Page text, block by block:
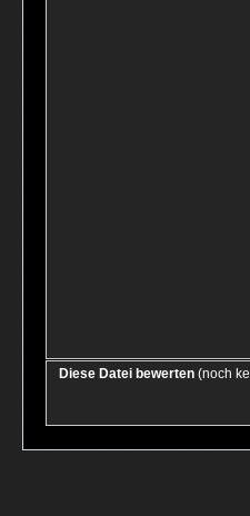
Diese Datei bewerten (noch